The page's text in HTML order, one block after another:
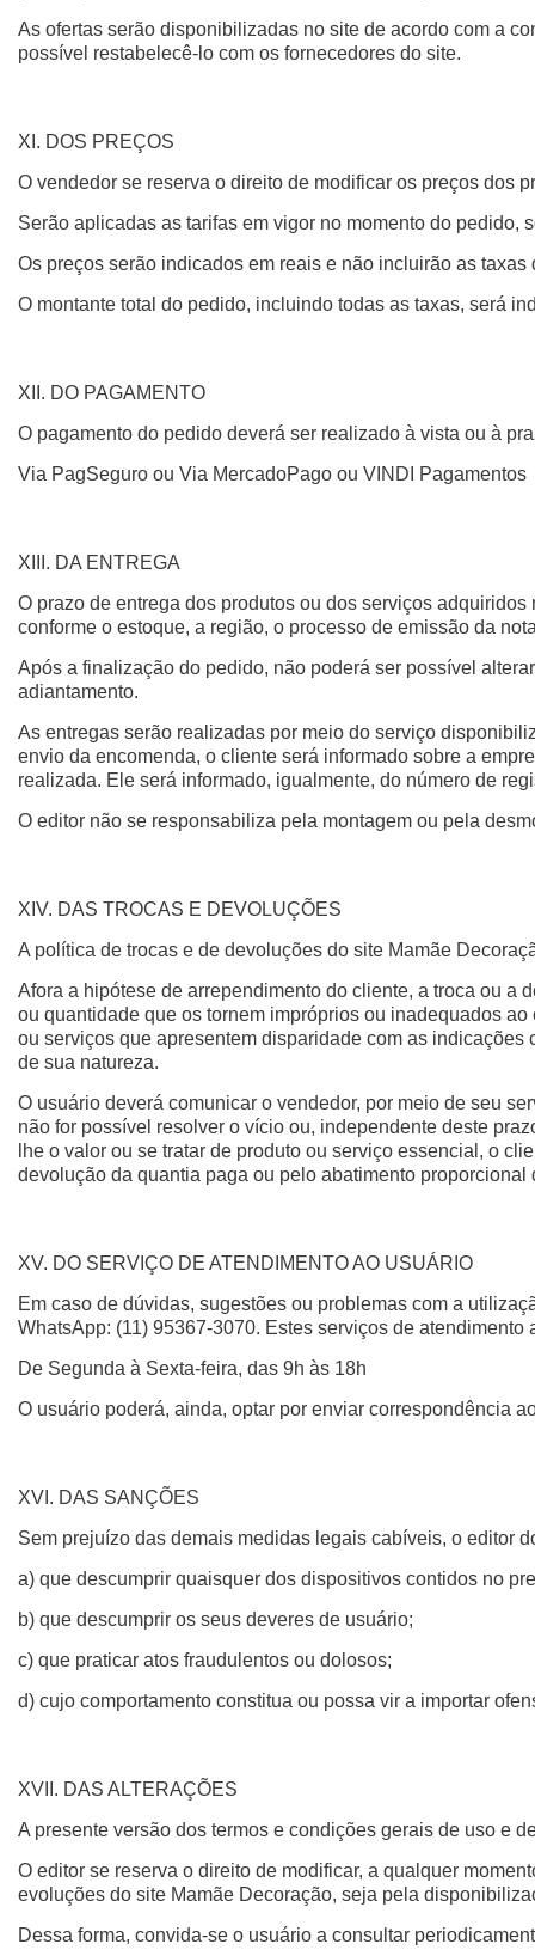
As ofertas serão disponibilizadas no site de acordo com a
possível restabelecê-lo com os fornecedores do site.
XI. DOS PREÇOS
O vendedor se reserva o direito de modificar os preços dos
Serão aplicadas as tarifas em vigor no momento do
Os preços serão indicados em reais e não incluirão as
O montante total do pedido, incluindo todas as taxas, será
XII. DO PAGAMENTO
O pagamento do pedido deverá ser realizado à vista ou à
Via PagSeguro ou Via MercadoPago ou VINDI Pagamentos
XIII. DA ENTREGA
O prazo de entrega dos produtos ou dos serviços
conforme o estoque, a região, o processo de emissão da
Após a finalização do pedido, não poderá ser possível
adiantamento.
As entregas serão realizadas por meio do serviço
envio da encomenda, o cliente será informado sobre a
realizada. Ele será informado, igualmente, do número de
O editor não se responsabiliza pela montagem ou pela
XIV. DAS TROCAS E DEVOLUÇÕES
A política de trocas e de devoluções do site Mamãe
Afora a hipótese de arrependimento do cliente, a troca ou
ou quantidade que os tornem impróprios ou inadequados
ou serviços que apresentem disparidade com as
de sua natureza.
O usuário deverá comunicar o vendedor, por meio de seu
não for possível resolver o vício ou, independente deste
lhe o valor ou se tratar de produto ou serviço essencial, o
devolução da quantia paga ou pelo abatimento proporcional
XV. DO SERVIÇO DE ATENDIMENTO AO USUÁRIO
Em caso de dúvidas, sugestões ou problemas com a
WhatsApp: (11) 95367-3070. Estes serviços de
De Segunda à Sexta-feira, das 9h às 18h
O usuário poderá, ainda, optar por enviar correspondência
XVI. DAS SANÇÕES
Sem prejuízo das demais medidas legais cabíveis, o editor
a) que descumprir quaisquer dos dispositivos contidos no
b) que descumprir os seus deveres de usuário;
c) que praticar atos fraudulentos ou dolosos;
d) cujo comportamento constitua ou possa vir a importar
XVII. DAS ALTERAÇÕES
A presente versão dos termos e condições gerais de uso e
O editor se reserva o direito de modificar, a qualquer
evoluções do site Mamãe Decoração, seja pela
Dessa forma, convida-se o usuário a consultar